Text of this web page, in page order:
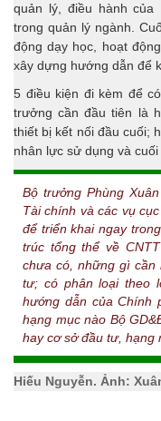
quản lý, điều hành
trong quản lý ngành.
động dạy học, hoạt
xây dựng hướng dẫn để
5 điều kiện đi kèm để
trưởng cần đầu tiên là
thiết bị kết nối đầu cuối;
nhân lực sử dụng và
Bộ trưởng Phùng
Tài chính và các vụ
để triển khai ngay
trúc tổng thể về
chưa có, những gì cần
tư; có phân loại theo
hướng dẫn của Chính
hạng mục nào Bộ
hay cơ sở đầu tư, hạng
Hiếu Nguyễn. Ảnh: